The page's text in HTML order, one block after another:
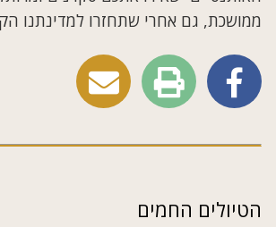
ממושכת, גם אחרי שתחזרו למדינתנו
הטיולים החמים